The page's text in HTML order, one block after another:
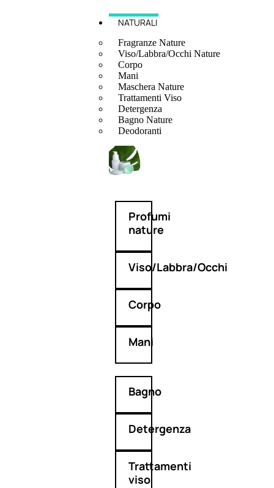
NATURALI
Fragranze Nature
Viso/Labbra/Occhi Nature
Corpo
Mani
Maschera Nature
Trattamenti Viso
Detergenza
Bagno Nature
Deodoranti
Profumi
nature
Viso/Labbra/Occhi
Corpo
Mani
Bagno
Detergenza
Trattamenti
viso